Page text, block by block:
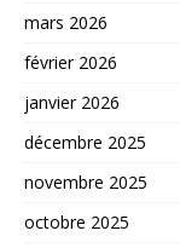
mars 2026
février 2026
janvier 2026
décembre 2025
novembre 2025
octobre 2025